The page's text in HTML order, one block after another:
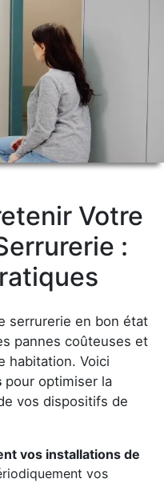
Votre
:
serrurerie en bon état
pannes coûteuses et
habitation. Voici
pour optimiser la
vos dispositifs de
vos installations de
vos